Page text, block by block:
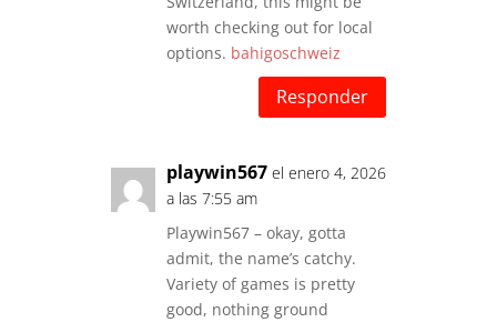
worth checking out for local
options. bahigoschweiz
Responder
playwin567 el enero 4, 2026
a las 7:55 am
Playwin567 – okay, gotta
admit, the name’s catchy.
Variety of games is pretty
good, nothing ground